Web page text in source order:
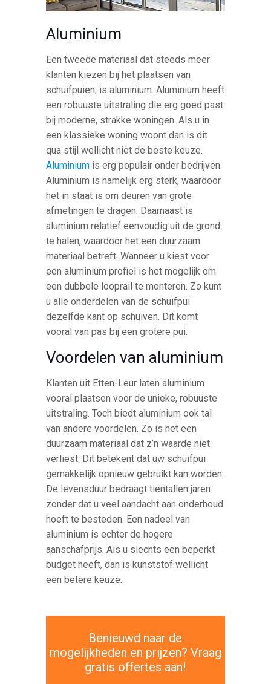
Aluminium
Een tweede materiaal dat steeds meer
klanten kiezen bij het plaatsen van
schuifpuien, is aluminium. Aluminium heeft
een robuuste uitstraling die erg goed past
bij moderne, strakke woningen. Als u in
een klassieke woning woont dan is dit
qua stijl wellicht niet de beste keuze.
Aluminium is erg populair onder bedrijven.
Aluminium is namelijk erg sterk, waardoor
het in staat is om deuren van grote
afmetingen te dragen. Daarnaast is
aluminium relatief eenvoudig uit de grond
te halen, waardoor het een duurzaam
materiaal betreft. Wanneer u kiest voor
een aluminium profiel is het mogelijk om
een dubbele looprail te monteren. Zo kunt
u alle onderdelen van de schuifpui
dezelfde kant op schuiven. Dit komt
vooral van pas bij een grotere pui.
Voordelen van aluminium
Klanten uit Etten-Leur laten aluminium
vooral plaatsen voor de unieke, robuuste
uitstraling. Toch biedt aluminium ook tal
van andere voordelen. Zo is het een
duurzaam materiaal dat z’n waarde niet
verliest. Dit betekent dat uw schuifpui
gemakkelijk opnieuw gebruikt kan worden.
De levensduur bedraagt tientallen jaren
zonder dat u veel aandacht aan onderhoud
hoeft te besteden. Een nadeel van
aluminium is echter de hogere
aanschafprijs. Als u slechts een beperkt
budget heeft, dan is kunststof wellicht
een betere keuze.
Benieuwd naar de
mogelijkheden en prijzen? Vraag
gratis offertes aan!